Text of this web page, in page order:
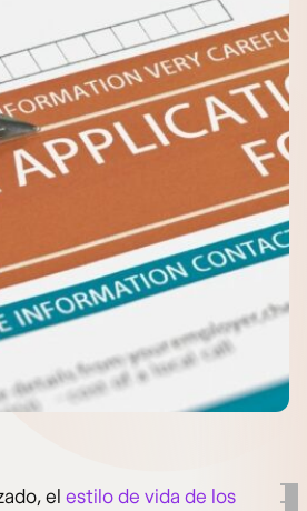
el estilo de vida de los